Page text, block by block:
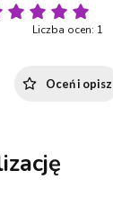
Liczba ocen: 1
Oceń i opisz